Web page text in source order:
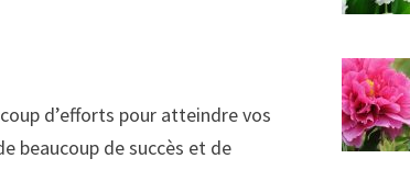
d’efforts pour atteindre vos
beaucoup de succès et de